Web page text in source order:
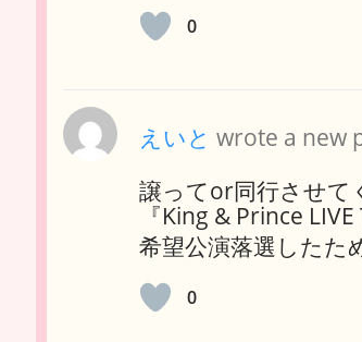
0
えいと wrote a new
譲ってor同行させて
『King & Prince
希望公演落選したた
0